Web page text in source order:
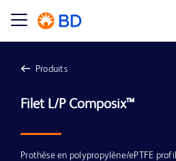
Produits
Filet L/P Composix™
Prothèse en polypropylène/ePTFE